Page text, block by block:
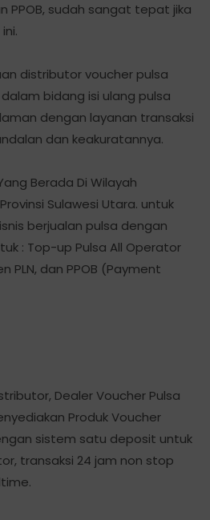
PPOB, sudah sangat tepat jika
distributor voucher pulsa
bidang isi ulang pulsa
dengan layanan transaksi
dan keakuratannya.
Berada Di Wilayah
Sulawesi Utara. untuk
berjualan pulsa dengan
: Top-up Pulsa All Operator
PLN, dan PPOB (Payment
Dealer Voucher Pulsa
Produk Voucher
sistem satu deposit untuk
transaksi 24 jam non stop